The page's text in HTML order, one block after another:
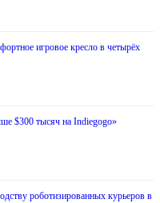
игровое кресло в четырёх
$300 тысяч на Indiegogo»
роботизированных курьеров в